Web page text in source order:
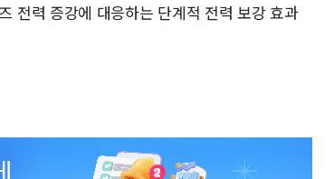
전력 증강에 대응하는 단계적 전력 보강 효과